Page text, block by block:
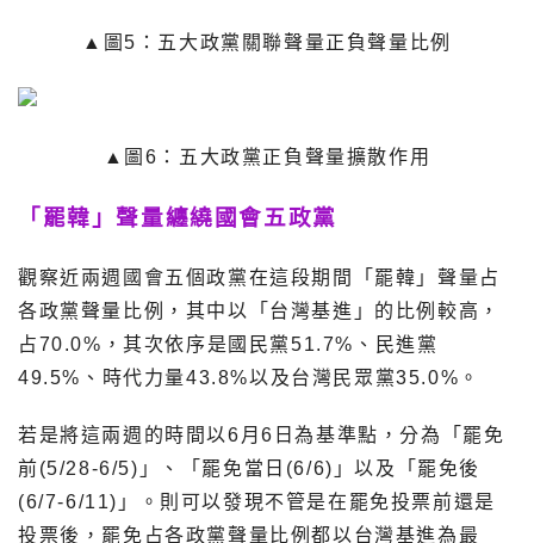
▲圖5：五大政黨關聯聲量正負聲量比例
▲圖6：五大政黨正負聲量擴散作用
「罷韓」聲量纏繞國會五政黨
觀察近兩週國會五個政黨在這段期間「罷韓」聲量占
各政黨聲量比例，其中以「台灣基進」的比例較高，
占70.0%，其次依序是國民黨51.7%、民進黨
49.5%、時代力量43.8%以及台灣民眾黨35.0%。
若是將這兩週的時間以6月6日為基準點，分為「罷免
前(5/28-6/5)」、「罷免當日(6/6)」以及「罷免後
(6/7-6/11)」。則可以發現不管是在罷免投票前還是
投票後，罷免占各政黨聲量比例都以台灣基進為最